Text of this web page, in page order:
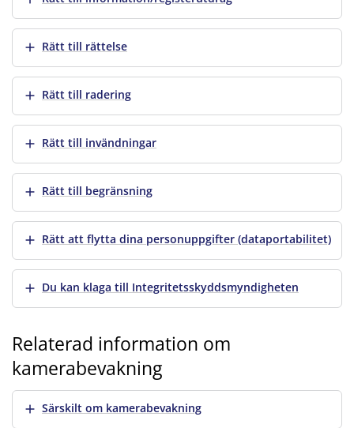
Visa merRätt till rättelse
Visa merRätt till radering
Visa merRätt till invändningar
Visa merRätt till begränsning
Visa merRätt att flytta dina personuppgifter (dataportabilitet)
Visa merDu kan klaga till Integritetsskyddsmyndigheten
Relaterad information om
kamerabevakning
Visa merSärskilt om kamerabevakning